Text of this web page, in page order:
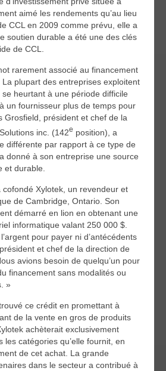
aimé les rendements qu’au lieu
CCL en 2009 comme prévu, elle a
soutien durable a été une des clés
de CCL.
rarement associé au financement
plupart des entreprises exploitent
heurtant à une période difficile
un fournisseur plus de temps pour
Grosfield, président et chef de la
inc. (142e position), a
différente par rapport à ce type de
donné à son entreprise une source
et durable.
cofondé Xylotek, un revendeur et
de Cambridge, Ontario. Son
démarré en lion en obtenant une
informatique valant 250 000 $.
pour payer ni d’antécédents
et chef de la direction de
avions besoin de quelqu’un pour
financement sans modalités ou
»
ce crédit en promettant à
de la vente en gros de produits
achèterait exclusivement
les catégories qu’elle fournit, en
de cet achat. La grande
dans le secteur a contribué à